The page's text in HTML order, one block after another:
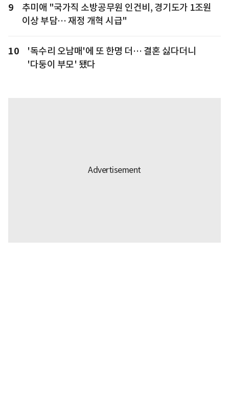
9
추미애 "국가직 소방공무원 인건비, 경기도가 1조원
이상 부담… 재정 개혁 시급"
10
'독수리 오남매'에 또 한명 더… 결혼 싫다더니
'다둥이 부모' 됐다